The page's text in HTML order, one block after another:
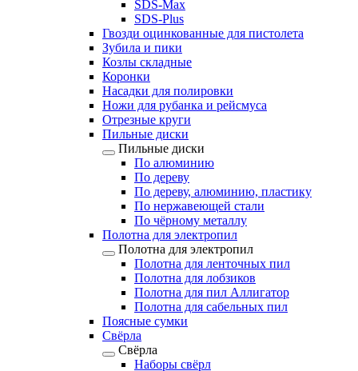
SDS-Max
SDS-Plus
Гвозди оцинкованные для пистолета
Зубила и пики
Козлы складные
Коронки
Насадки для полировки
Ножи для рубанка и рейсмуса
Отрезные круги
Пильные диски
Пильные диски
По алюминию
По дереву
По дереву, алюминию, пластику
По нержавеющей стали
По чёрному металлу
Полотна для электропил
Полотна для электропил
Полотна для ленточных пил
Полотна для лобзиков
Полотна для пил Аллигатор
Полотна для сабельных пил
Поясные сумки
Свёрла
Свёрла
Наборы свёрл